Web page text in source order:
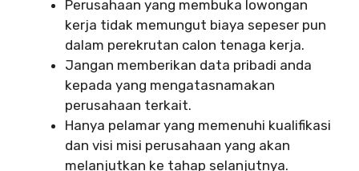
Perusahaan yang membuka lowongan
kerja tidak memungut biaya sepeser pun
dalam perekrutan calon tenaga kerja.
Jangan memberikan data pribadi anda
kepada yang mengatasnamakan
perusahaan terkait.
Hanya pelamar yang memenuhi kualifikasi
dan visi misi perusahaan yang akan
melanjutkan ke tahap selanjutnya.